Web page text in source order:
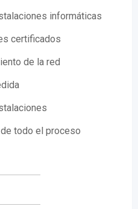
informáticas
certificados
de la red
todo el proceso